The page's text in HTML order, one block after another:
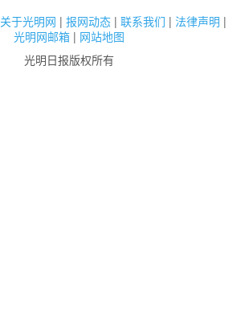
关于光明网 | 报网动态 | 联系我们 | 法律声明 |
光明网邮箱 | 网站地图
光明日报版权所有